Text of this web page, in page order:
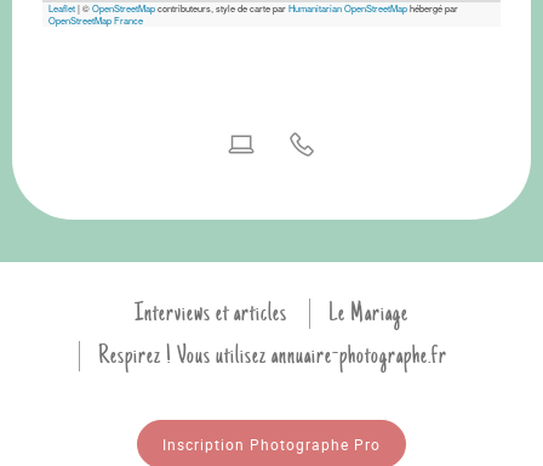
Leaflet|©OpenStreetMapcontributeurs, style de carte parHumanitarian OpenStreetMaphébergé par
OpenStreetMap France
Interviews et articles
Le Mariage
Respirez ! Vous utilisez annuaire-photographe.fr
Inscription Photographe Pro